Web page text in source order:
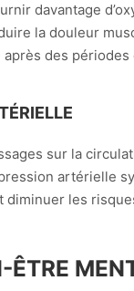
davantage
la douleur
des
sur la
artérielle
les
ÊTRE